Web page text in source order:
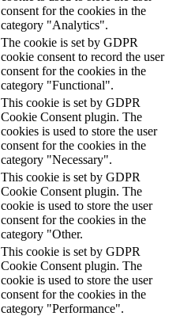
consent for the cookies in the
category "Analytics".
The cookie is set by GDPR
cookie consent to record the user
consent for the cookies in the
category "Functional".
This cookie is set by GDPR
Cookie Consent plugin. The
cookies is used to store the user
consent for the cookies in the
category "Necessary".
This cookie is set by GDPR
Cookie Consent plugin. The
cookie is used to store the user
consent for the cookies in the
category "Other.
This cookie is set by GDPR
Cookie Consent plugin. The
cookie is used to store the user
consent for the cookies in the
category "Performance".